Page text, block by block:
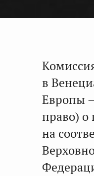
в
Европы
право) о
на